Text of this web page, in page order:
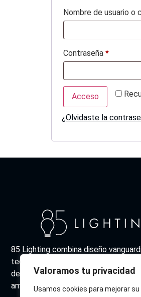
Valoramos tu privacidad
Usamos cookies para mejorar su
Nombre de usuario o
Contraseña *
Acceso
¿Olvidaste la
85 Lighting combina diseño
tecnología sostenible para ofrecer
de iluminación excepcionales.
ambientes únicos que inspiran y